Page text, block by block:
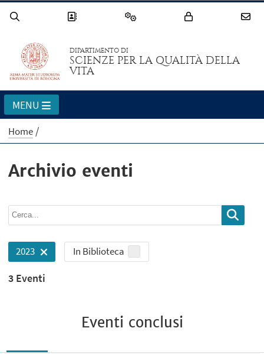
DIPARTIMENTO DI
SCIENZE PER LA QUALITÀ DELLA
VITA
MENU
Home
Archivio eventi
2023 In Biblioteca
3 Eventi
Eventi conclusi